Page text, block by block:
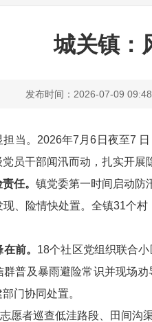
城关镇：
发布时间：2026-07-09 09:48
当。2026年7月6日夜至7
员干部闻汛而动，扎实开
任。 镇党委第一时间启动防
、险情快处置。全镇31个
前。 18个社区党组织联合
普及暴雨避险常识并现场
门协同处置。
志愿者巡查低洼路段、田间